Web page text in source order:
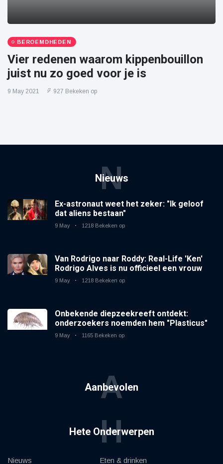
BEROEMDHEDEN
Vier redenen waarom kippenbouillon
juist nu zo goed voor je is
9 May 2021 927 Bekeken op
Nieuws
N
Ex-astronaut weet het zeker: "Ik geloof
dat aliens bestaan"
9 May 1218 Bekeken op
Van Rodrigo naar Roddy: Real-Life 'Ken'
Rodrigo Alves is nu officieel een vrouw
9 May 1218 Bekeken op
Onbekende diepzeekreeft ontdekt:
onderzoekers noemden hem "Plasticus"
9 May 1165 Bekeken op
Aanbevolen
A
Hete Onderwerpen
H
Nieuws Eten & drinken